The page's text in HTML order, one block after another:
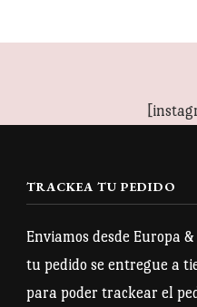
de
variantes.
se
pueden
elegir
en
TRACKEA TU PEDIDO
Enviamos desde Europa
tu pedido se entregue a
para poder trackear el